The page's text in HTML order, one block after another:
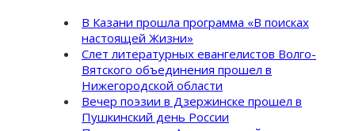
В Казани прошла программа «В поисках
настоящей Жизни»
Слет литературных евангелистов Волго-
Вятского объединения прошел в
Нижегородской области
Вечер поэзии в Дзержинске прошел в
Пушкинский день России